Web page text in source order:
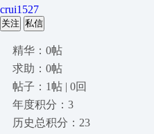
crui1527
关注 私信
精华：0帖
求助：0帖
帖子：1帖 | 0回
年度积分：3
历史总积分：23